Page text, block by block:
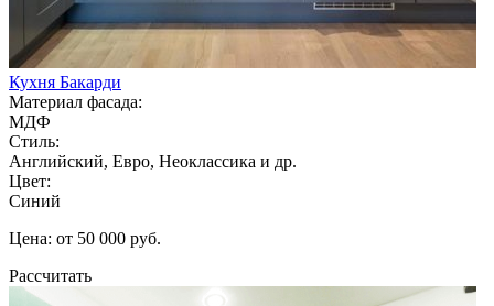
Кухня Бакарди
Материал фасада:
МДФ
Стиль:
Английский, Евро, Неоклассика и др.
Цвет:
Синий
Цена: от 50 000 руб.
Рассчитать